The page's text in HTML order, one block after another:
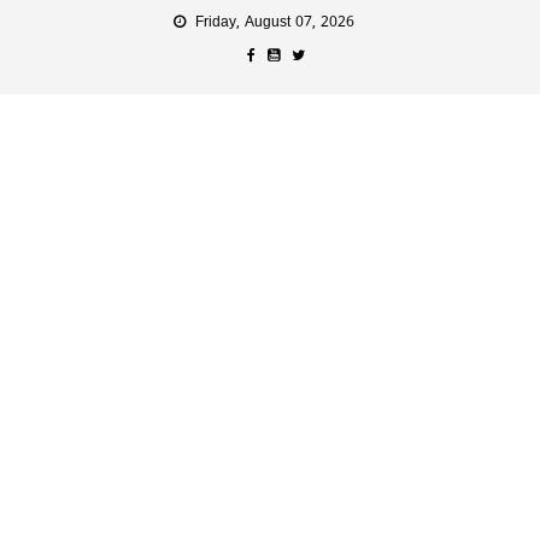
Friday, August 07, 2026